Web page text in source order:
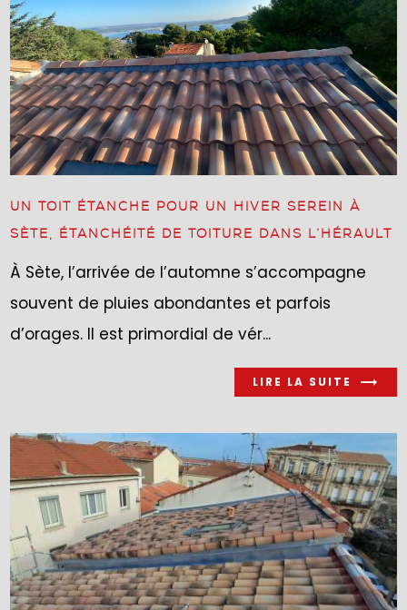
UN TOIT ÉTANCHE POUR UN HIVER SEREIN À
SÈTE, ÉTANCHÉITÉ DE TOITURE DANS L’HÉRAULT
À Sète, l’arrivée de l’automne s’accompagne
souvent de pluies abondantes et parfois
d’orages. Il est primordial de vér...
LIRE LA SUITE